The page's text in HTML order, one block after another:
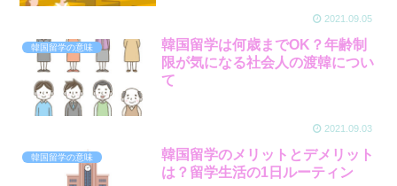
2021.09.05
韓国留学の意味
韓国留学は何歳までOK？年齢制
限が気になる社会人の渡韓につい
て
2021.09.03
韓国留学の意味
韓国留学のメリットとデメリット
は？留学生活の1日ルーティン